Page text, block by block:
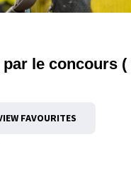
le concours
FAVOURITES